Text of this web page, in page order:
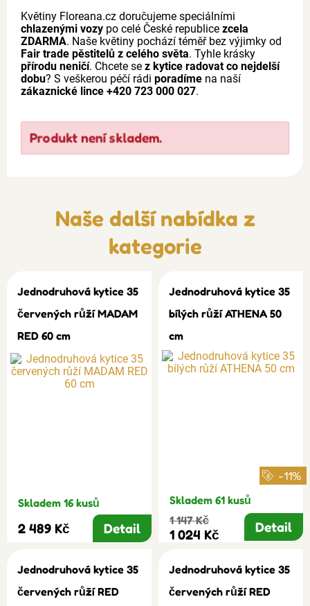
Květiny Floreana.cz doručujeme speciálními
chlazenými vozy po celé České republice zcela
ZDARMA. Naše květiny pochází téměř bez výjimky od
Fair trade pěstitelů z celého světa. Tyhle krásky
přírodu neničí. Chcete se z kytice radovat co nejdelší
dobu? S veškerou péčí rádi poradíme na naší
zákaznické lince +420 723 000 027.
Produkt není skladem.
Naše další nabídka z
kategorie
Jednodruhová kytice 35
červených růží MADAM
RED 60 cm
Skladem 16 kusů
2 489 Kč Detail
Jednodruhová kytice 35
bílých růží ATHENA 50
cm
-11%
Skladem 61 kusů
1 147 Kč
1 024 Kč Detail
Jednodruhová kytice 35
červených růží RED
Jednodruhová kytice 35
červených růží RED